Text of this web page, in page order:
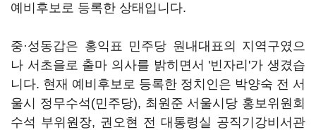
예비후보로 등록한 상태입니다.
중·성동갑은 홍익표 민주당 원내대표의 지역구였으
나 서초을로 출마 의사를 밝히면서 '빈자리'가 생겼습
니다. 현재 예비후보로 등록한 정치인은 박양숙 전 서
울시 정무수석(민주당), 최원준 서울시당 홍보위원회
수석 부위원장, 권오현 전 대통령실 공직기강비서관